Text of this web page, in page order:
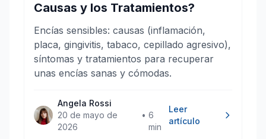
Causas y los Tratamientos?
Encías sensibles: causas (inflamación,
placa, gingivitis, tabaco, cepillado agresivo),
síntomas y tratamientos para recuperar
unas encías sanas y cómodas.
Angela Rossi
20 de mayo de
2026
• 6
min
Leer
artículo